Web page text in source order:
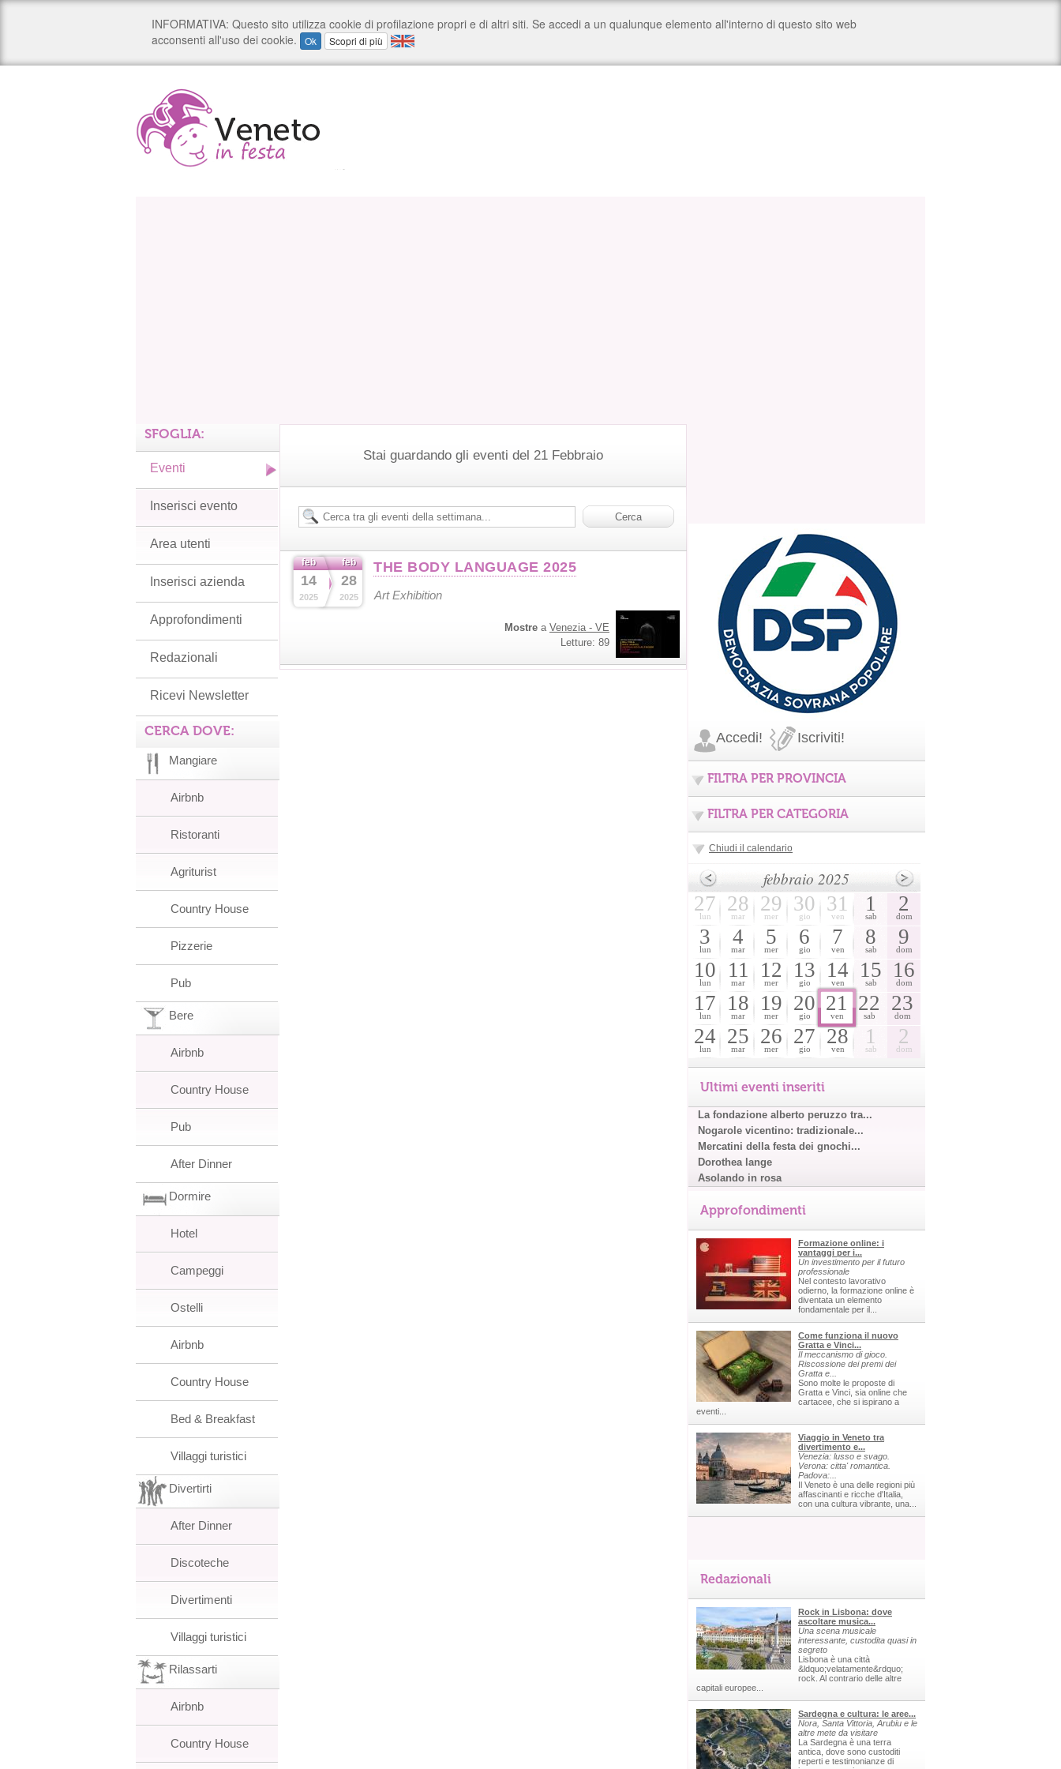
Stai guardando gli eventi del 21 Febbraio
feb
14
2025
feb
28
2025
THE BODY LANGUAGE 2025
Art Exhibition
Mostre a Venezia - VE
Letture: 89
SFOGLIA:
Eventi
Inserisci evento
Area utenti
Inserisci azienda
Approfondimenti
Redazionali
Ricevi Newsletter
CERCA DOVE:
Mangiare
Airbnb
Ristoranti
Agriturist
Country House
Pizzerie
Pub
Bere
Airbnb
Country House
Pub
After Dinner
Dormire
Hotel
Campeggi
Ostelli
Airbnb
Country House
Bed & Breakfast
Villaggi turistici
Divertirti
After Dinner
Discoteche
Divertimenti
Villaggi turistici
Rilassarti
Airbnb
Country House
Accedi! Iscriviti!
FILTRA PER PROVINCIA
FILTRA PER CATEGORIA
Chiudi il calendario
febbraio 2025
27
lun
28
mar
29
mer
30
gio
31
ven
1
sab
2
dom
3
lun
4
mar
5
mer
6
gio
7
ven
8
sab
9
dom
10
lun
11
mar
12
mer
13
gio
14
ven
15
sab
16
dom
17
lun
18
mar
19
mer
20
gio
21
ven
22
sab
23
dom
24
lun
25
mar
26
mer
27
gio
28
ven
1
sab
2
dom
Ultimi eventi inseriti
La fondazione alberto peruzzo tra...
Nogarole vicentino: tradizionale...
Mercatini della festa dei gnochi...
Dorothea lange
Asolando in rosa
Approfondimenti
Formazione online: i
vantaggi per i...
Un investimento per il futuro
professionale
Nel contesto lavorativo
odierno, la formazione online è
diventata un elemento
fondamentale per il...
Come funziona il nuovo
Gratta e Vinci...
Il meccanismo di gioco.
Riscossione dei premi dei
Gratta e...
Sono molte le proposte di
Gratta e Vinci, sia online che
cartacee, che si ispirano a
eventi...
Viaggio in Veneto tra
divertimento e...
Venezia: lusso e svago.
Verona: citta' romantica.
Padova:...
Il Veneto è una delle regioni più
affascinanti e ricche d'Italia,
con una cultura vibrante, una...
Redazionali
Rock in Lisbona: dove
ascoltare musica...
Una scena musicale
interessante, custodita quasi in
segreto
Lisbona è una città
&ldquo;velatamente&rdquo;
rock. Al contrario delle altre
capitali europee...
Sardegna e cultura: le aree...
Nora, Santa Vittoria, Arubiu e le
altre mete da visitare
La Sardegna è una terra
antica, dove sono custoditi
reperti e testimonianze di